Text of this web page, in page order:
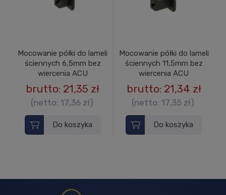
Mocowanie półki do lameli
ściennych 6,5mm bez
wiercenia ACU
brutto: 21,35 zł
(netto: 17,36 zł)
Do koszyka
Mocowanie półki do lameli
ściennych 11,5mm bez
wiercenia ACU
brutto: 21,34 zł
(netto: 17,35 zł)
Do koszyka